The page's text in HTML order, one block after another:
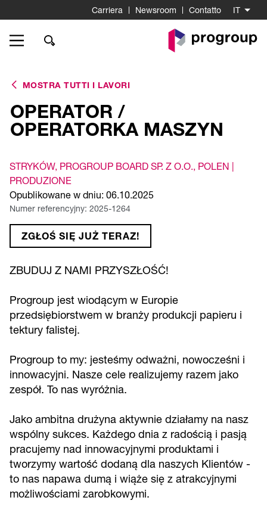
Carriera Newsroom Contatto IT
Go
to
MOSTRA TUTTI I LAVORI
OPERATOR /
OPERATORKA MASZYN
STRYKÓW, PROGROUP BOARD SP. Z O.O., POLEN |
PRODUZIONE
Opublikowane w dniu: 06.10.2025
Numer referencyjny: 2025-1264
ZGŁOŚ SIĘ JUŻ TERAZ!
ZBUDUJ Z NAMI PRZYSZŁOŚĆ!
Progroup jest wiodącym w Europie
przedsiębiorstwem w branży produkcji papieru i
tektury falistej.
Progroup to my: jesteśmy odważni, nowocześni i
innowacyjni. Nasze cele realizujemy razem jako
zespół. To nas wyróżnia.
Jako ambitna drużyna aktywnie działamy na nasz
wspólny sukces. Każdego dnia z radością i pasją
pracujemy nad innowacyjnymi produktami i
tworzymy wartość dodaną dla naszych Klientów -
to nas napawa dumą i wiąże się z atrakcyjnymi
możliwościami zarobkowymi.